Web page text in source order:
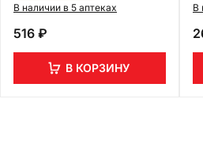
В наличии в 5 аптеках
516 ₽
В КОРЗИНУ
В